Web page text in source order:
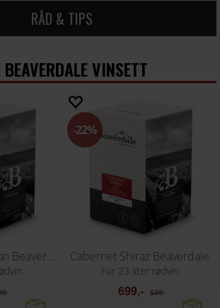
RÅD & TIPS
BEAVERDALE VINSETT
Cabernet Sauvignon Beaverdale
22%
Cabernet Shiraz Beaverdale
For 23 liter rødvin
699,- 899,-